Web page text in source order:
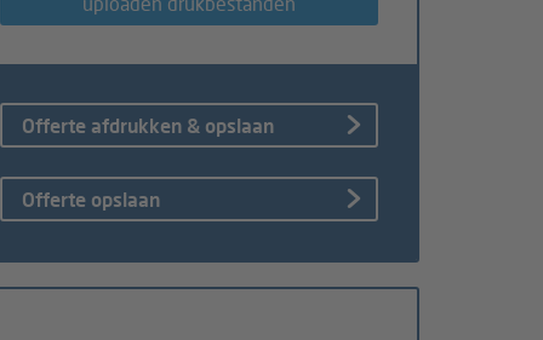
Offerte afdrukken & opslaan
Offerte opslaan